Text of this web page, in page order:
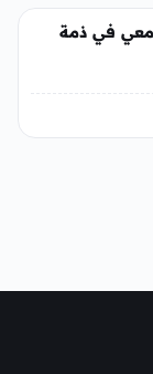
في ذمة